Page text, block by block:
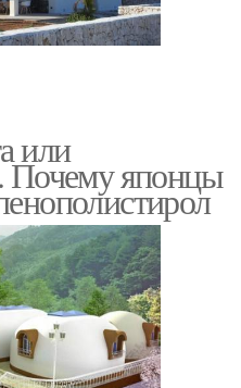
или
Почему японцы